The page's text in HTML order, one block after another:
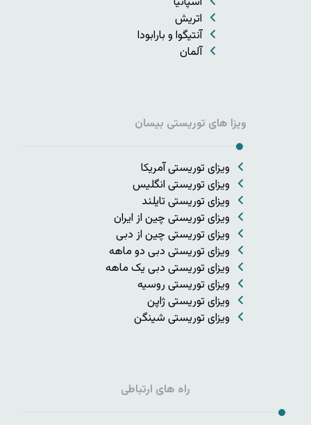
اتریش
آنتیگوا و بارابودا
آلمان
ویزا های توریستی بیسان
ویزای توریستی آمریکا
ویزای توریستی انگلیس
ویزای توریستی تایلند
ویزای توریستی چین از ایران
ویزای توریستی چین از دبی
ویزای توریستی دبی دو ماهه
ویزای توریستی دبی یک ماهه
ویزای توریستی روسیه
ویزای توریستی ژاپن
ویزای توریستی شینگن
راه های ارتباطی